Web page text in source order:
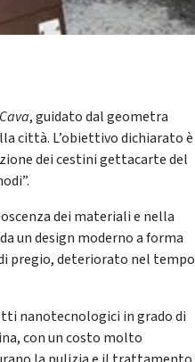
, guidato dal geometra
città. L’obiettivo dichiarato è
dei cestini gettacarte del
dei materiali e nella
un design moderno a forma
pregio, deteriorato nel tempo
nanotecnologici in grado di
con un costo molto